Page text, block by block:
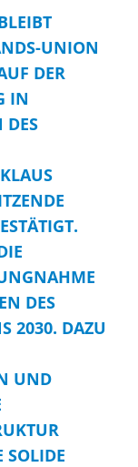
UNION
DER
IN
DES
DES
2030. DAZU
UND
SOLIDE